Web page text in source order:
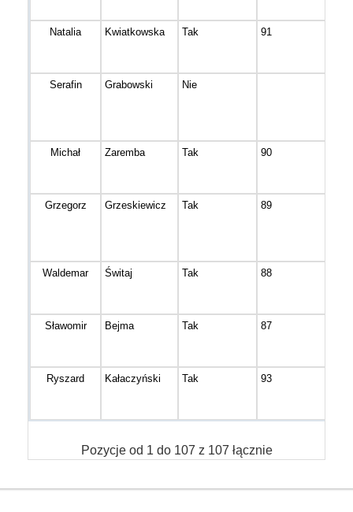
Natalia Kwiatkowska Tak 91
Serafin Grabowski Nie
Michał Zaremba Tak 90
Grzegorz Grzeskiewicz Tak 89
Waldemar Świtaj Tak 88
Sławomir Bejma Tak 87
Ryszard Kałaczyński Tak 93
Pozycje od 1 do 107 z 107 łącznie